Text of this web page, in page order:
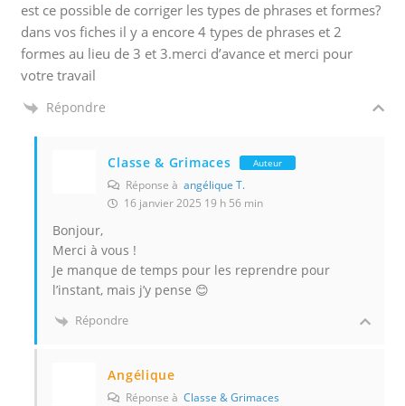
e
r
i
est ce possible de corriger les types de phrases et formes?
dans vos fiches il y a encore 4 types de phrases et 2
formes au lieu de 3 et 3.merci d’avance et merci pour
votre travail
Répondre
Classe & Grimaces Auteur
Réponse àangélique T.
16 janvier 2025 19 h 56 min
Bonjour,
Merci à vous !
Je manque de temps pour les reprendre pour
l’instant, mais j’y pense 😊
Répondre
Angélique
Réponse àClasse & Grimaces